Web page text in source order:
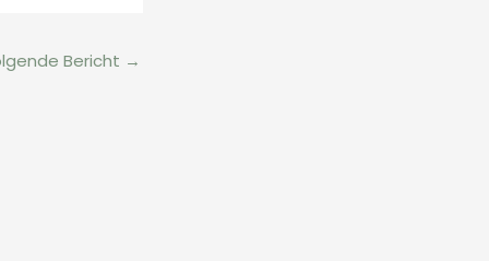
Bericht →